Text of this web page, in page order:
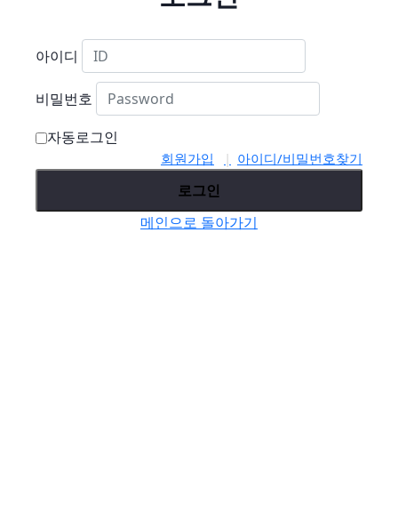
아이디
비밀번호
자동로그인
회원가입 아이디/비밀번호찾기
로그인
메인으로 돌아가기